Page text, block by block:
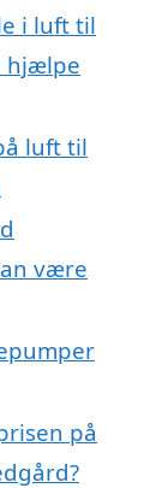
i luft til
hjælpe
luft til
være
på